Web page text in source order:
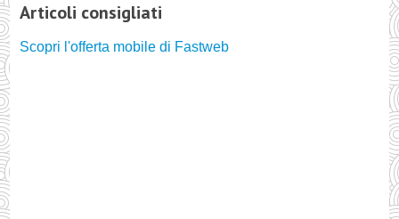
Articoli consigliati
Scopri l'offerta mobile di Fastweb